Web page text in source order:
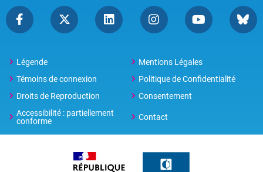
Légende
Mentions Légales
Témoins de connexion
Politique de Confidentialité
Droits de Reproduction
Consentement
Accessibilité : partiellement
conforme
Contact